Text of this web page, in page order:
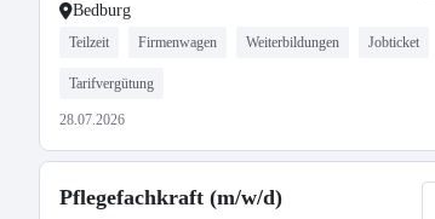
Bedburg
Teilzeit Firmenwagen Weiterbildungen Jobticket
Tarifvergütung
28.07.2026
Pflegefachkraft (m/w/d)